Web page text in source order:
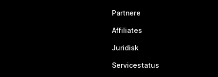
Partnere
Affiliates
Juridisk
Servicestatus